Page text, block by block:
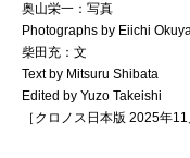
奥山栄一：写真
Photographs by Eiichi
柴田充：文
Text by Mitsuru Shibata
Edited by Yuzo Takeishi
［クロノス日本版 2025年11